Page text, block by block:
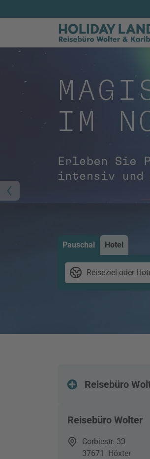
Pauschal Hotel
Reiseziel oder
Reisebüro
Reisebüro Wolter
Corbiestr. 33
37671
Höxter